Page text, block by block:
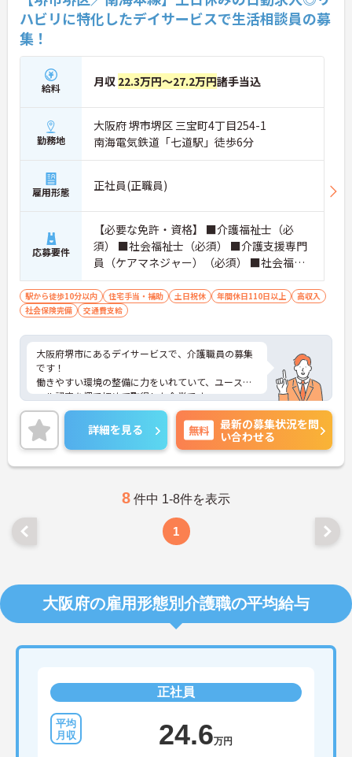
ハビリに特化したデイサービスで生活相談員の募
集！
給料 月収 22.3万円～27.2万円諸手当込
勤務地
大阪府 堺市堺区 三宝町4丁目254-1
南海電気鉄道「七道駅」徒歩6分
雇用形態 正社員(正職員)
応募要件
【必要な免許・資格】 ■介護福祉士（必
須） ■社会福祉士（必須） ■介護支援専門
員（ケアマネジャー）（必須） ■社会福祉
主事任用も含む ※いずれかお持ちの方 ・普
通自動車運転免許（AT可）※あれば尚可
駅から徒歩10分以内 住宅手当・補助 土日祝休 年間休日110日以上
高収入
社会保険完備
交通費支給
大阪府堺市にあるデイサービスで、介護職員の募集
です！
働きやすい環境の整備に力をいれていて、ユースエ
ール認定を堺で初めて取得した企業です。
ご興味がある方は是非一度マイナビまでお問い合わ
せください。さらに詳細などお伝えします。
詳細を見る 無料
最新の募集状況を問
い合わせる
8 件中 1-8件を表示
1
大阪府の雇用形態別介護職の平均給与
正社員
24.6万円